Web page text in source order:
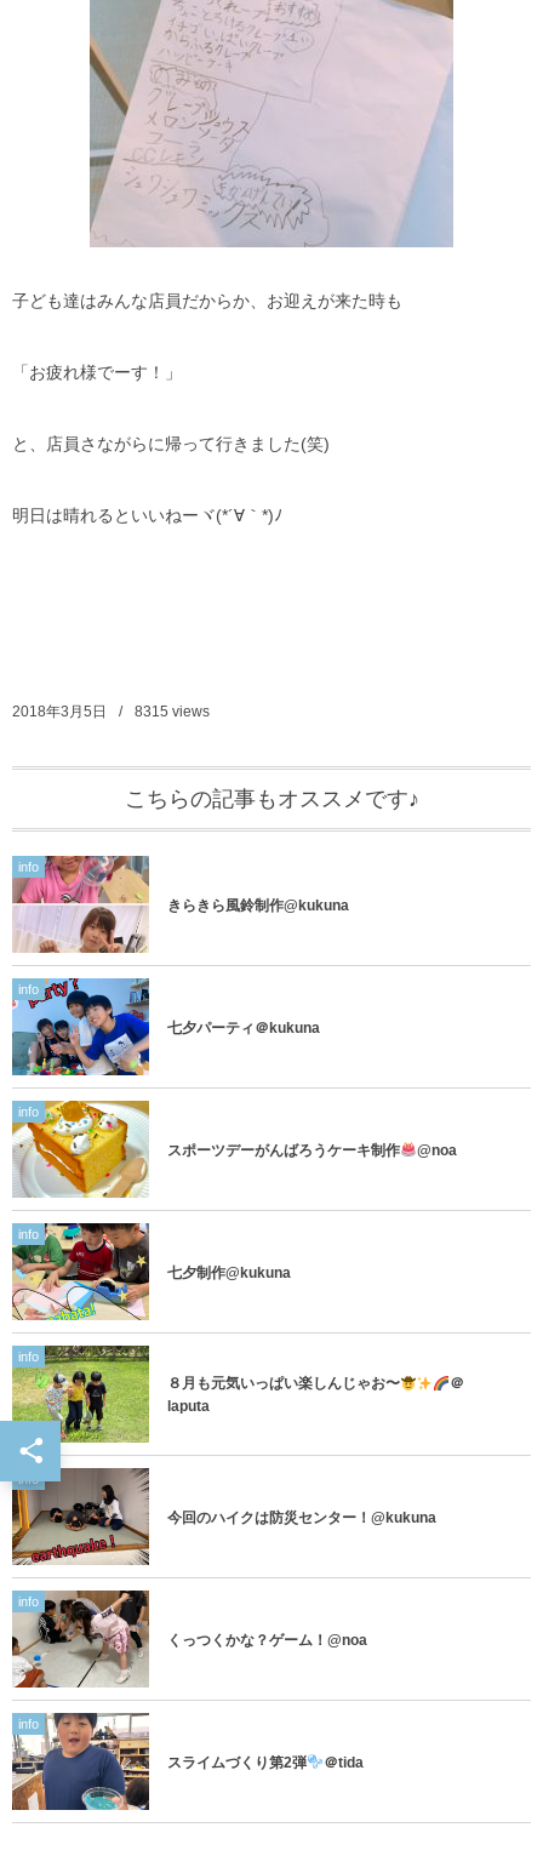
子ども達はみんな店員だからか、お迎えが来た時も
「お疲れ様でーす！」
と、店員さながらに帰って行きました(笑)
明日は晴れるといいねーヾ(*´∀｀*)ﾉ
2018年3月5日 8315 views
こちらの記事もオススメです♪
info
きらきら風鈴制作@kukuna
info
七夕パーティ＠kukuna
info
スポーツデーがんばろうケーキ制作 @noa
info
七夕制作@kukuna
info
８月も元気いっぱい楽しんじゃお〜
＠
laputa
info
今回のハイクは防災センター！@kukuna
info
くっつくかな？ゲーム！@noa
info
スライムづくり第2弾 ＠tida